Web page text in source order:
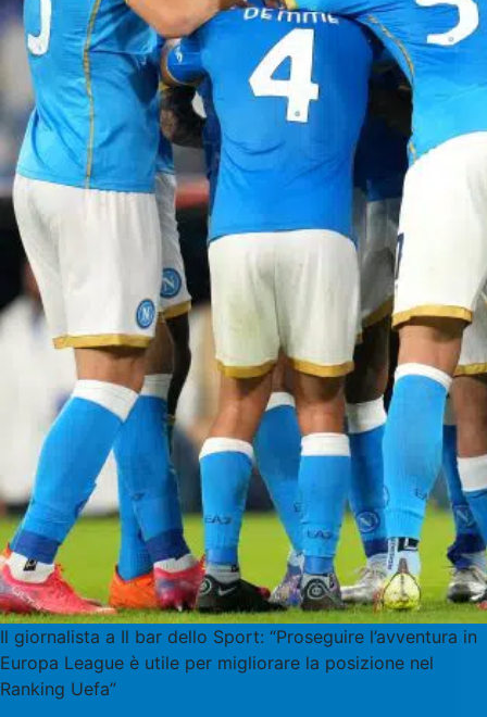
Il giornalista a Il bar dello Sport: “Proseguire l’avventura in
Europa League è utile per migliorare la posizione nel
Ranking Uefa”